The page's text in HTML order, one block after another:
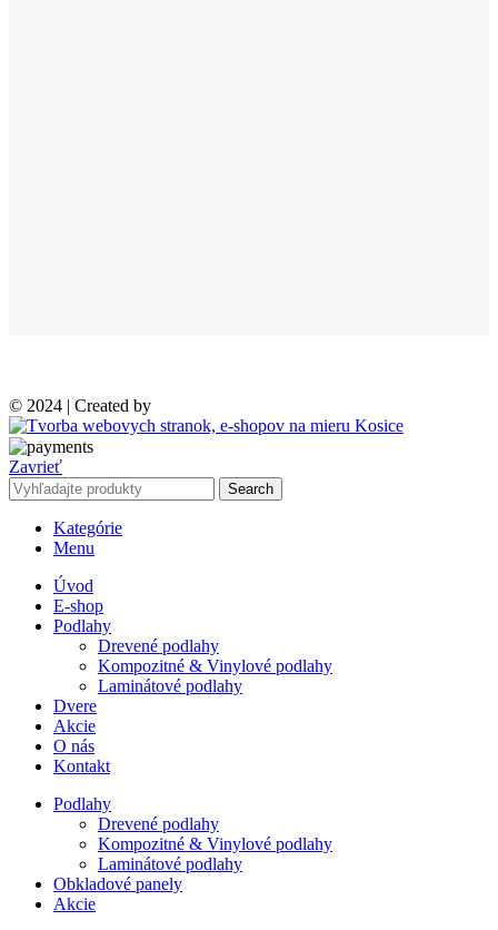
© 2024 | Created by
Zavrieť
Search
Kategórie
Menu
Úvod
E-shop
Podlahy
Drevené podlahy
Kompozitné & Vinylové podlahy
Laminátové podlahy
Dvere
Akcie
O nás
Kontakt
Podlahy
Drevené podlahy
Kompozitné & Vinylové podlahy
Laminátové podlahy
Obkladové panely
Akcie